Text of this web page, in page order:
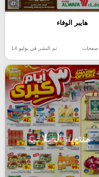
هايبر الوفاء
تم النشر في يوليو 14
منتهية الصلاحية